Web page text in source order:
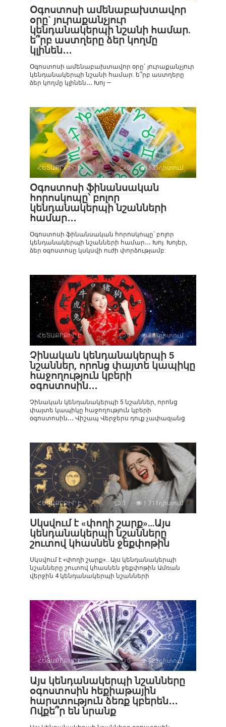
Օգոստոսի ամենաբախտավոր
օրը` յուրաքանչյուր
կենդանակերպի նշանի համար.
ե՞րբ աստղերը ձեր կողմը
կլինեն․․․
Օգոստոսի ամենաբախտավոր օրը` յուրաքանչյուր
կենդանակերպի նշանի համար. ե՞րբ աստղերը
ձեր կողմը կլինեն․․․ Խոյ —
ՀԵՏԱՔՐՔԻՐ Է 0 835դիտում
Օգոստոսի ֆինանսական
հորոսկոպը՝ բոլոր
կենդանակերպի նշանների
համար․․․
Օգոստոսի ֆինանսական հորոսկոպը՝ բոլոր
կենդանակերպի նշանների համար․․․ Խոյ. Խոյեր,
ձեր օգոստոսը կսկսվի ուժի փորձությամբ:
ՀԵՏԱՔՐՔԻՐ Է 0 888դիտում
Չինական կենդանակերպի 5
նշաններ, որոնց փայտե կապիկը
հաջողություն կբերի
օգոստոսին․․․
Չինական կենդանակերպի 5 նշաններ, որոնց
փայտե կապիկը հաջողություն կբերի
օգոստոսին․․․ Վիշապ Վերջերս դուք չափազանց
ՀԵՏԱՔՐՔԻՐ Է 0 1 711դիտում
Սկսվում է «փողի շարք»…Այս
կենդանակերպի նշանները
շուտով կհասնեն ջեքփոթին
Սկսվում է «փողի շարք»…Այս կենդանակերպի
նշանները շուտով կհասնեն ջեքփոթին Ամռան
վերջին 4 կենդանակերպի նշանների
ՀԵՏԱՔՐՔԻՐ Է 0 823դիտում
Այս կենդանակերպի նշանները
օգոստոսին հեքիաթային
հարստություն ձեռք կբերեն․․․
Ովքե՞ր են նրանք